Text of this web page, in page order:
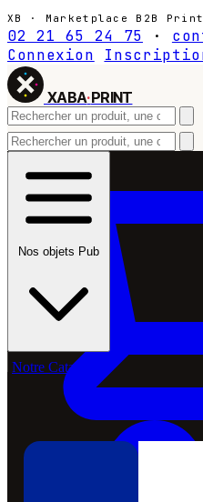
XB · Marketplace B2B Print
02 21 65 24 75 ·
Connexion
XABA·PRINT
Nos objets Pub
Notre Catalogue